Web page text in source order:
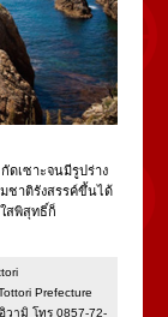
ดเซาะจนมีรูปร่าง
ชาติรังสรรค์ขึ้นได้
สพิสุทธิ์ก็
Prefecture
วามิ โทร 0857-72-